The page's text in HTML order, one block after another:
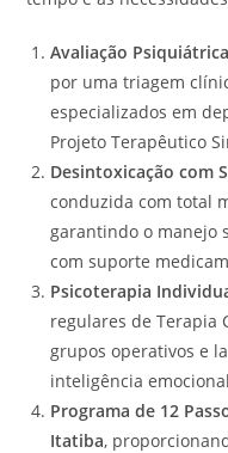
Avaliação
por uma triagem
especializados em
Projeto Terapêutico
Desintoxicação com
conduzida com total
garantindo o manejo
com suporte
Psicoterapia
regulares de Terapia
grupos operativos e
inteligência
Programa de 12
Itatiba,